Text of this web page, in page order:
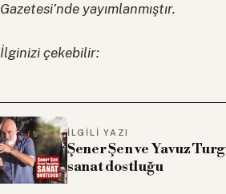
Gazetesi’nde yayımlanmıştır.
İlginizi çekebilir:
İLGILI YAZI
Şener Şen ve Yavuz
sanat dostluğu